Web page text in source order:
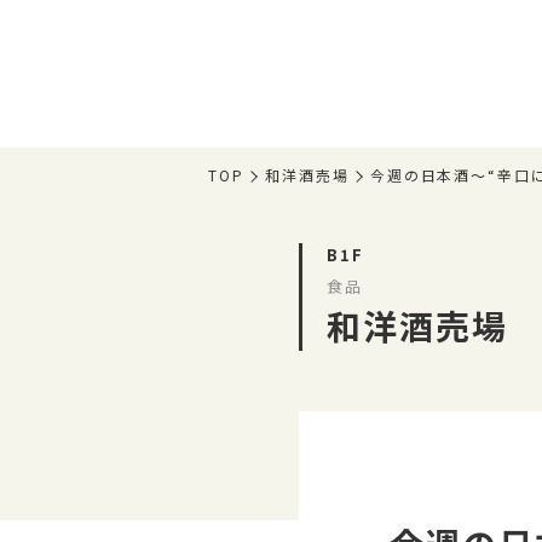
TOP 和洋酒売場 今週の日本酒～“辛口
B1F
食品
和洋酒売場